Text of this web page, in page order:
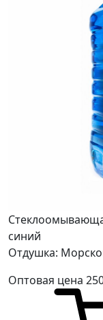
синий
Отдушка:
Оптовая цена